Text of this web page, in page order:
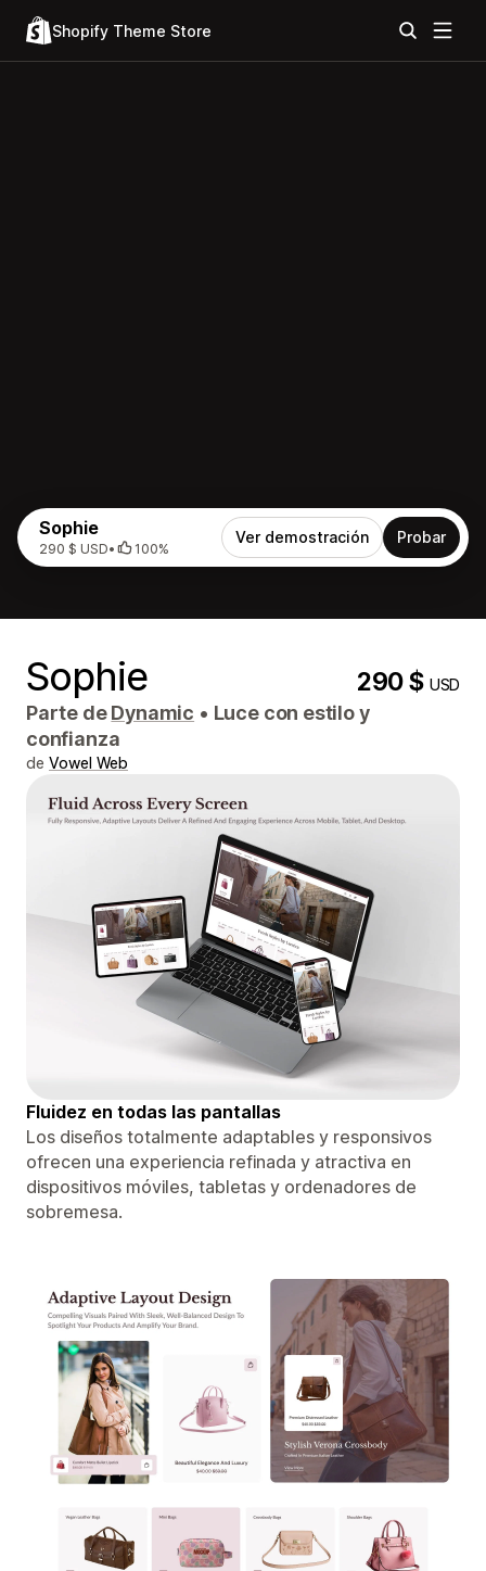
Shopify Theme Store
Sophie
290 $ USD• 100%
Ver demostración Probar
Sophie 290 $USD
Parte deDynamic • Luce con estilo y
confianza
de Vowel Web
Fluidez en todas las pantallas
Los diseños totalmente adaptables y responsivos
ofrecen una experiencia refinada y atractiva en
dispositivos móviles, tabletas y ordenadores de
sobremesa.